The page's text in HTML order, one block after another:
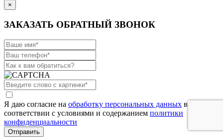
×
ЗАКАЗАТЬ ОБРАТНЫЙ ЗВОНОК
Я даю согласие на обработку персональных данных в
соответствии с условиями и содержанием политики
конфиденциальности